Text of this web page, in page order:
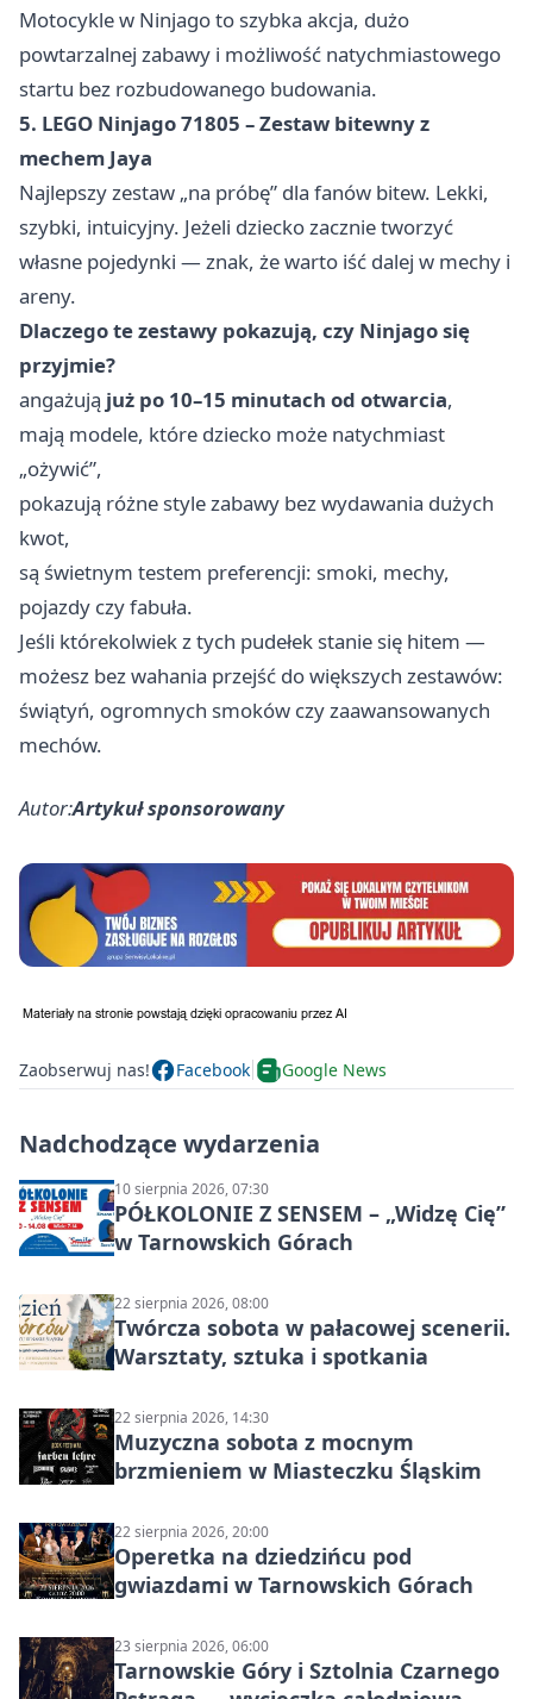
Motocykle w Ninjago to szybka akcja, dużo
powtarzalnej zabawy i możliwość natychmiastowego
startu bez rozbudowanego budowania.
5. LEGO Ninjago 71805 – Zestaw bitewny z
mechem Jaya
Najlepszy zestaw „na próbę” dla fanów bitew. Lekki,
szybki, intuicyjny. Jeżeli dziecko zacznie tworzyć
własne pojedynki — znak, że warto iść dalej w mechy i
areny.
Dlaczego te zestawy pokazują, czy Ninjago się
przyjmie?
angażują już po 10–15 minutach od otwarcia,
mają modele, które dziecko może natychmiast
„ożywić”,
pokazują różne style zabawy bez wydawania dużych
kwot,
są świetnym testem preferencji: smoki, mechy,
pojazdy czy fabuła.
Jeśli którekolwiek z tych pudełek stanie się hitem —
możesz bez wahania przejść do większych zestawów:
świątyń, ogromnych smoków czy zaawansowanych
mechów.
Autor:Artykuł sponsorowany
Zaobserwuj nas! Facebook Google News
Nadchodzące wydarzenia
10 sierpnia 2026, 07:30
PÓŁKOLONIE Z SENSEM – „Widzę Cię”
w Tarnowskich Górach
22 sierpnia 2026, 08:00
Twórcza sobota w pałacowej scenerii.
Warsztaty, sztuka i spotkania
22 sierpnia 2026, 14:30
Muzyczna sobota z mocnym
brzmieniem w Miasteczku Śląskim
22 sierpnia 2026, 20:00
Operetka na dziedzińcu pod
gwiazdami w Tarnowskich Górach
23 sierpnia 2026, 06:00
Tarnowskie Góry i Sztolnia Czarnego